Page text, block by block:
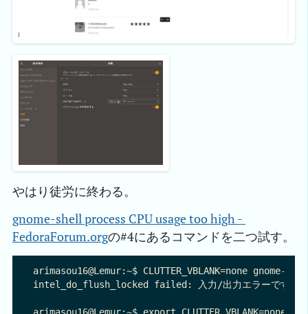
やはり徒労に終わる。
gnome-shell process CPU usage too high -
FedoraForum.orgの#4にあるコマンドを二つ試す。
arimasou16@Lemur:~$ CLUTTER_VBLANK=none gnome-
intel_do_flush_locked failed: 入力/出力エラーです